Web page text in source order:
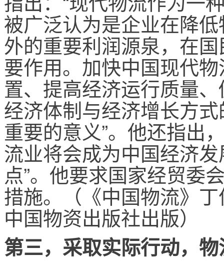
被广泛认为是企业在降
外的重要利润源泉，在
要作用。加快中国现代
置、提高经济运行质量
经济体制与经济增长方
重要的意义”。他还指出
流业将会成为中国经济
点”。他要求国家经贸委
措施。（《中国物流》
中国物资出版社出版）
第三，采取实际行动，